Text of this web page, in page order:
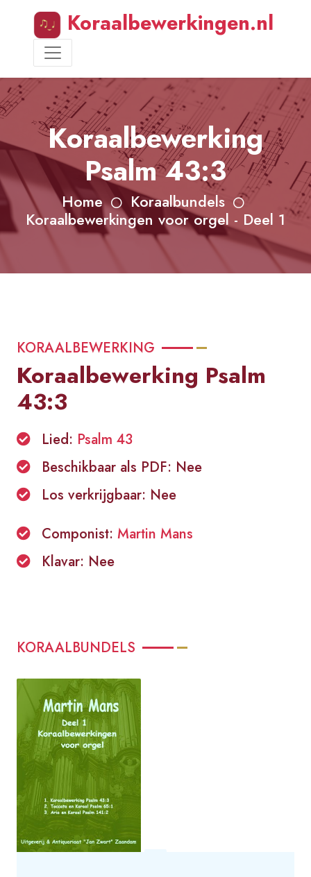
Koraalbewerkingen.nl
Koraalbewerking
Psalm 43:3
Home
Koraalbundels
Koraalbewerkingen voor orgel - Deel 1
KORAALBEWERKING
Koraalbewerking Psalm
43:3
Lied: Psalm 43
Beschikbaar als PDF: Nee
Los verkrijgbaar: Nee
Componist: Martin Mans
Klavar: Nee
KORAALBUNDELS